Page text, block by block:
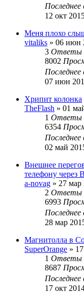
Последнее
12 окт
Меня плохо
vitaliks » 06 июн
3 Ответы
8002
Последнее
07 июн
Хрипит колонка
TheFlash » 01
1 Ответы
6354
Последнее
02 май
Внешнее
телефону через
a-novag » 27 мар
2 Ответы
6993
Последнее
28 мар
Магнитолла в
SuperOrange »
1 Ответы
8687
Последнее
17 окт